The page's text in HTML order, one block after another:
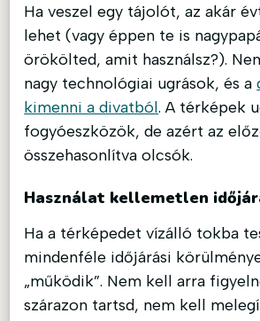
Ha veszel egy tájolót, az akár
lehet (vagy éppen te is
örökölted, amit használsz?).
nagy technológiai ugrások, és a
kimenni a divatból. A térképek
fogyóeszközök, de azért az
összehasonlítva olcsók.
Használat kellemetlen
Ha a térképedet vízálló tokba
mindenféle időjárási
„működik”. Nem kell arra
szárazon tartsd, nem kell